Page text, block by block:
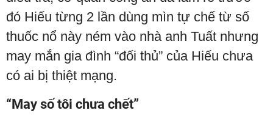
đó Hiếu từng 2 lần dùng mìn tự chế từ số
thuốc nổ này ném vào nhà anh Tuất nhưng
may mắn gia đình “đối thủ” của Hiếu chưa
có ai bị thiệt mạng.
“May số tôi chưa chết”